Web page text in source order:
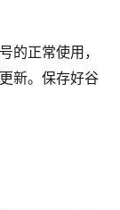
的正常使用，
新。保存好谷